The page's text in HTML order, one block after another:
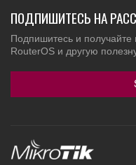
ПОДПИШИТЕСЬ НА
Подпишитесь и получайте
RouterOS и другую